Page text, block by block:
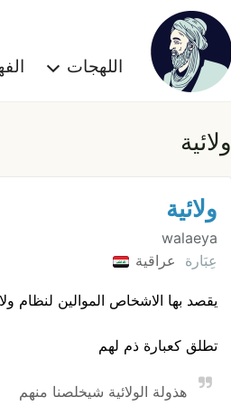
اللهجات
ولائية
ولائية
walaeya
عِبَارة
عراقية
يقصد بها الاشخاص الموالين لنظام
تطلق كعبارة ذم لهم
هذولة الولائية شيخلصنا منهم